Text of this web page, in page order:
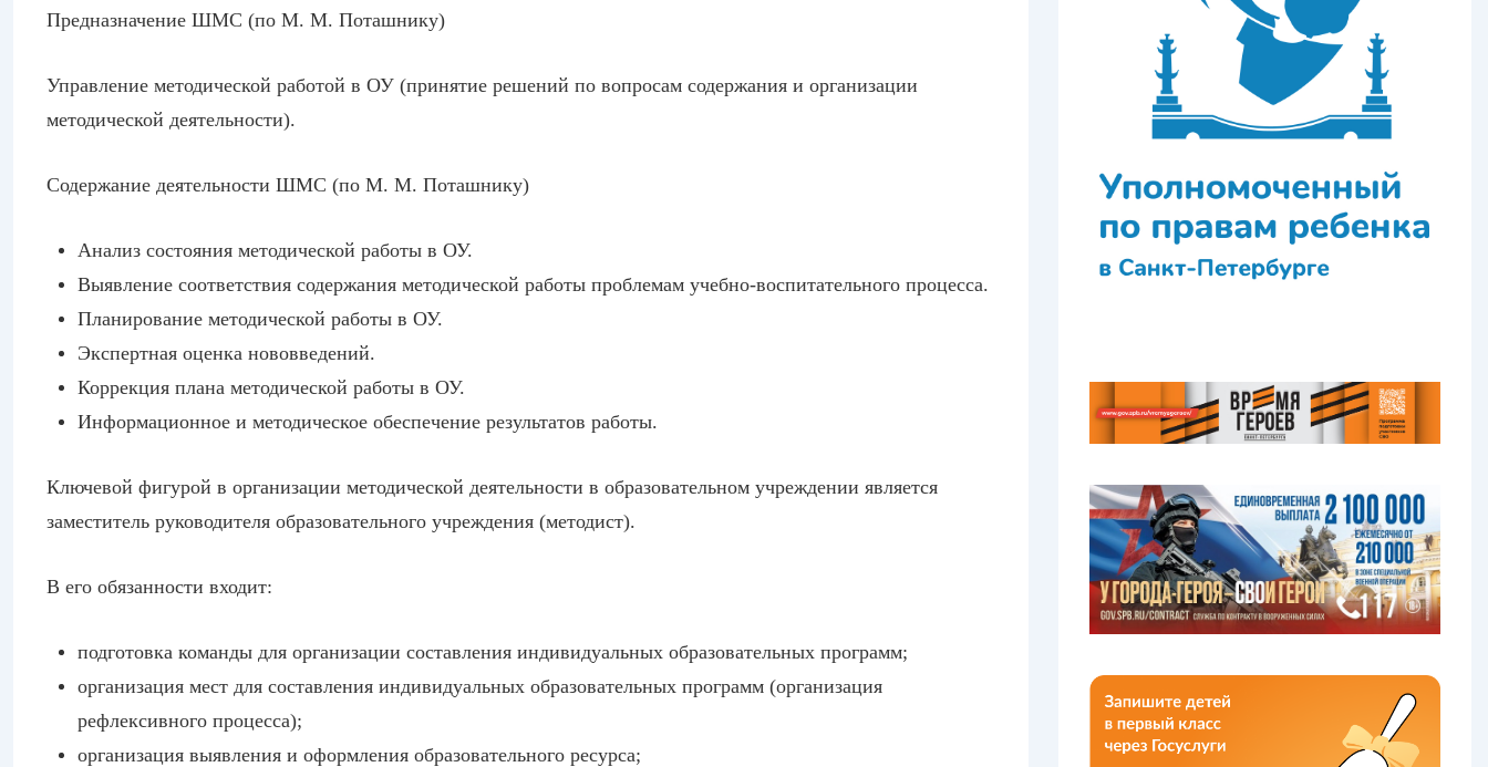
Предназначение ШМС (по М. М. Поташнику)
Управление методической работой в ОУ (принятие решений по вопросам содержания и организации
методической деятельности).
Содержание деятельности ШМС (по М. М. Поташнику)
Анализ состояния методической работы в ОУ.
Выявление соответствия содержания методической работы проблемам учебно-воспитательного процесса.
Планирование методической работы в ОУ.
Экспертная оценка нововведений.
Коррекция плана методической работы в ОУ.
Информационное и методическое обеспечение результатов работы.
Ключевой фигурой в организации методической деятельности в образовательном учреждении является
заместитель руководителя образовательного учреждения (методист).
В его обязанности входит:
подготовка команды для организации составления индивидуальных образовательных программ;
организация мест для составления индивидуальных образовательных программ (организация
рефлексивного процесса);
организация выявления и оформления образовательного ресурса;